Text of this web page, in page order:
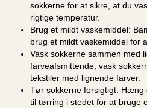
sokkerne for at sikre, at du
rigtige temperatur.
Brug et mildt vaskemiddel:
brug et mildt vaskemiddel for
Vask sokkerne sammen med
farveafsmittende, vask
tekstiler med lignende farver.
Tør sokkerne forsigtigt: Hæng
til tørring i stedet for at bruge